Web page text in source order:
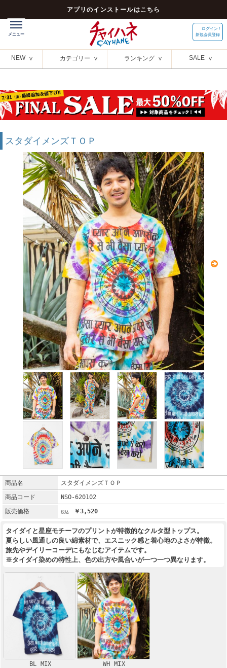
アプリのインストールはこちら
ログイン /
新規会員登録
NEW カテゴリー ランキング SALE
スタダイメンズＴＯＰ
商品名
スタダイメンズＴＯＰ
商品コード
NSO-620102
販売価格
￥3,520
タイダイと星座モチーフのプリントが特徴的なクルタ型トップス。
夏らしい風通しの良い綿素材で、エスニック感と着心地のよさが特徴。
旅先やデイリーコーデにもなじむアイテムです。
※タイダイ染めの特性上、色の出方や風合いが一つ一つ異なります。
BL MIX
WH MIX